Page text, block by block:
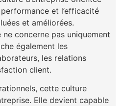
et l’efficacité
et améliorées.
ne concerne pas uniquement
également les
les relations
client.
cette culture
Elle devient capable